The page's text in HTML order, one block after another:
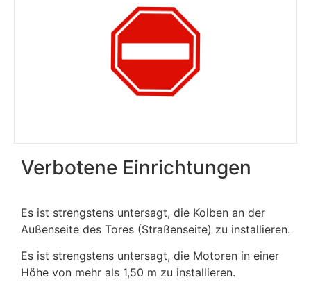
Verbotene Einrichtungen
Es ist strengstens untersagt, die Kolben an der
Außenseite des Tores (Straßenseite) zu installieren.
Es ist strengstens untersagt, die Motoren in einer
Höhe von mehr als 1,50 m zu installieren.